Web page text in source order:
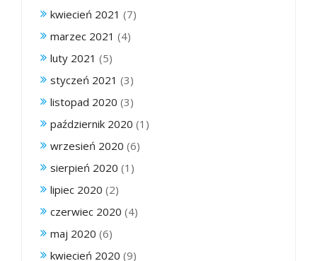
kwiecień 2021 (7)
marzec 2021 (4)
luty 2021 (5)
styczeń 2021 (3)
listopad 2020 (3)
październik 2020 (1)
wrzesień 2020 (6)
sierpień 2020 (1)
lipiec 2020 (2)
czerwiec 2020 (4)
maj 2020 (6)
kwiecień 2020 (9)